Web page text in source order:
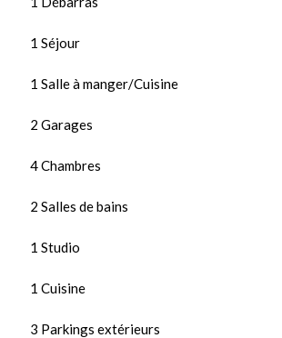
1 Séjour
1 Salle à manger/Cuisine
2 Garages
4 Chambres
2 Salles de bains
1 Studio
1 Cuisine
3 Parkings extérieurs